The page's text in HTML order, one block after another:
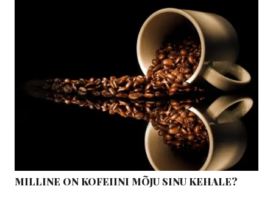
MILLINE ON KOFEIINI MÕJU SINU KEHALE?